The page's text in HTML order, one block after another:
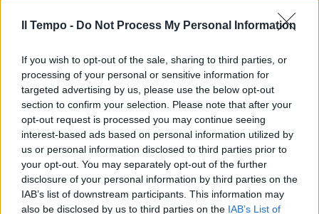
Il Tempo - Do Not Process My Personal Information
If you wish to opt-out of the sale, sharing to third parties, or
processing of your personal or sensitive information for
targeted advertising by us, please use the below opt-out
section to confirm your selection. Please note that after your
opt-out request is processed you may continue seeing
interest-based ads based on personal information utilized by
us or personal information disclosed to third parties prior to
your opt-out. You may separately opt-out of the further
disclosure of your personal information by third parties on the
IAB’s list of downstream participants. This information may
also be disclosed by us to third parties on the IAB’s List of
In evidenza